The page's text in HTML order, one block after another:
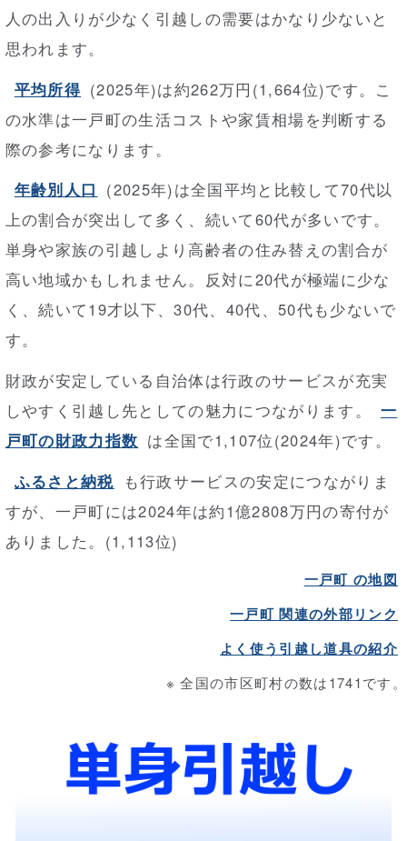
人の出入りが少なく引越しの需要はかなり少ないと
思われます。
平均所得 (2025年)は約262万円(1,664位)です。こ
の水準は一戸町の生活コストや家賃相場を判断する
際の参考になります。
年齢別人口 (2025年)は全国平均と比較して70代以
上の割合が突出して多く、続いて60代が多いです。
単身や家族の引越しより高齢者の住み替えの割合が
高い地域かもしれません。反対に20代が極端に少な
く、続いて19才以下、30代、40代、50代も少ないで
す。
財政が安定している自治体は行政のサービスが充実
しやすく引越し先としての魅力につながります。
一
戸町の財政力指数 は全国で1,107位(2024年)です。
ふるさと納税 も行政サービスの安定につながりま
すが、一戸町には2024年は約1億2808万円の寄付が
ありました。(1,113位)
一戸町 の地図
一戸町 関連の外部リンク
よく使う引越し道具の紹介
※ 全国の市区町村の数は1741です。